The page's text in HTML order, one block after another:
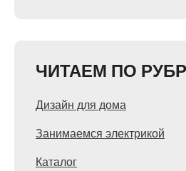
ЧИТАЕМ ПО
Дизайн для дома
Занимаемся электрикой
Каталог